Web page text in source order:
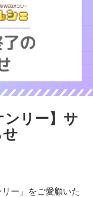
ンリー】サ
ー」をご愛顧いた